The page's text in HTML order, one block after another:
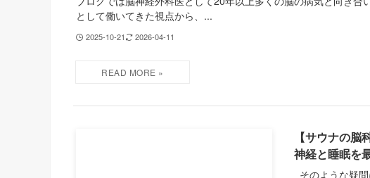
として働いてきた視点から、...
2025-10-21 2026-04-11
【サウナの
神経と睡眠を
そのような疑